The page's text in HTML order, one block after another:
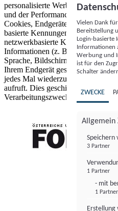
personalisierte Werbung und
und der Performance von Inhalten
Cookies, Endgeräte- oder
basierte Kennungen, zufällig
netzwerkbasierte Kennungen)
Informationen (z. B. Browsertyp
Sprache, Bildschirmgröße,
Ihrem Endgerät gespeichert oder
jedes Mal wiederzuerkennen,
aufruft. Dies geschieht für einen
Verarbeitungszwecke.
Vielen Dank
Bereitstellung
Login-basierte
Informationen
Werbung und
ist für den
Schalter
ZWECKE
Allgemein
Speichern
3 Partner
1 Partner
- mit
1 Partner
Erstellung
FONDS professionell